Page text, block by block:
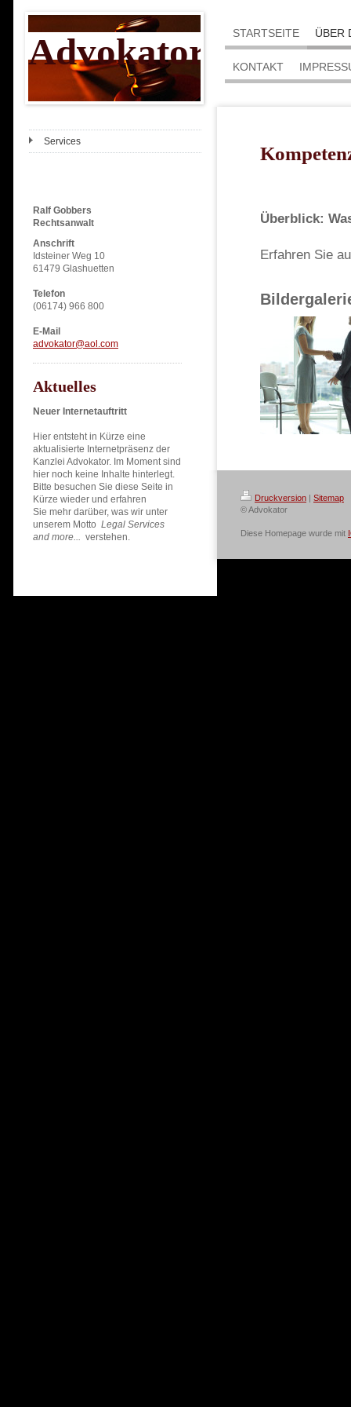
Advokator
Services
Ralf Gobbers
Rechtsanwalt
Anschrift
Idsteiner Weg 10
61479 Glashuetten
Telefon
(06174) 966 800
E-Mail
advokator@aol.com
Aktuelles
Neuer Internetauftritt
Hier entsteht in Kürze eine
aktualisierte Internetpräsenz der
Kanzlei Advokator. Im Moment sind
hier noch keine Inhalte hinterlegt.
Bitte besuchen Sie diese Seite in
Kürze wieder und erfahren
Sie mehr darüber, was wir unter
unserem Motto Legal Services
and more... verstehen.
STARTSEITE ÜBER
KONTAKT
Überblick:
Erfahren Sie
Druckversion | Sitemap
© Advokator
Diese Homepage wurde mit